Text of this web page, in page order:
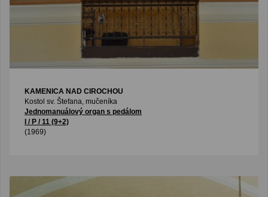
KAMENICA NAD CIROCHOU
Kostol sv. Štefana, mučeníka
Jednomanuálový organ s pedálom
I / P / 11 (9+2)
(1969)